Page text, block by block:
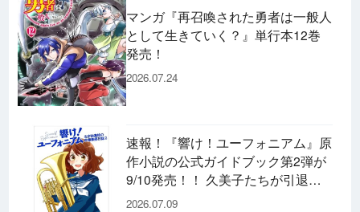
マンガ『再召喚された勇者は一般人
として生きていく？』単行本12巻
発売！
2026.07.24
速報！『響け！ユーフォニアム』原
作小説の公式ガイドブック第2弾が
9/10発売！！ 久美子たちが引退し
た後の書き下ろし小説など充実の内
2026.07.09